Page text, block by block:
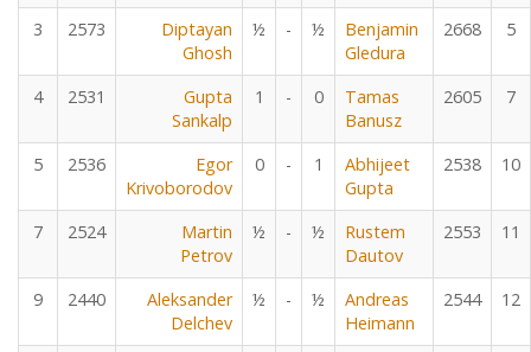
3 2573
Diptayan
Ghosh
½ - ½
Benjamin
Gledura
2668 5
4 2531
Gupta
Sankalp
1 - 0
Tamas
Banusz
2605 7
5 2536
Egor
Krivoborodov
0 - 1
Abhijeet
Gupta
2538 10
7 2524
Martin
Petrov
½ - ½
Rustem
Dautov
2553 11
9 2440
Aleksander
Delchev
½ - ½
Andreas
Heimann
2544 12